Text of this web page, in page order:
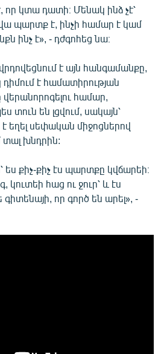
որ կտա դատի։ Մենակ ինձ չէ՝
պարտք է, ինչի համար է կամ
ինչ է», - դժգոհեց նա։
է այն հանգամանքը,
է համատիրության
վերանորոգելու համար,
են լցվում, սակայն՝
եղել սեփական միջոցներով
տալ խնդրին:
ես քիչ-քիչ էս պարտքը կվճարեի։
կուտեի հաց ու ջուր՝ և էս
որ գործ են արել», -